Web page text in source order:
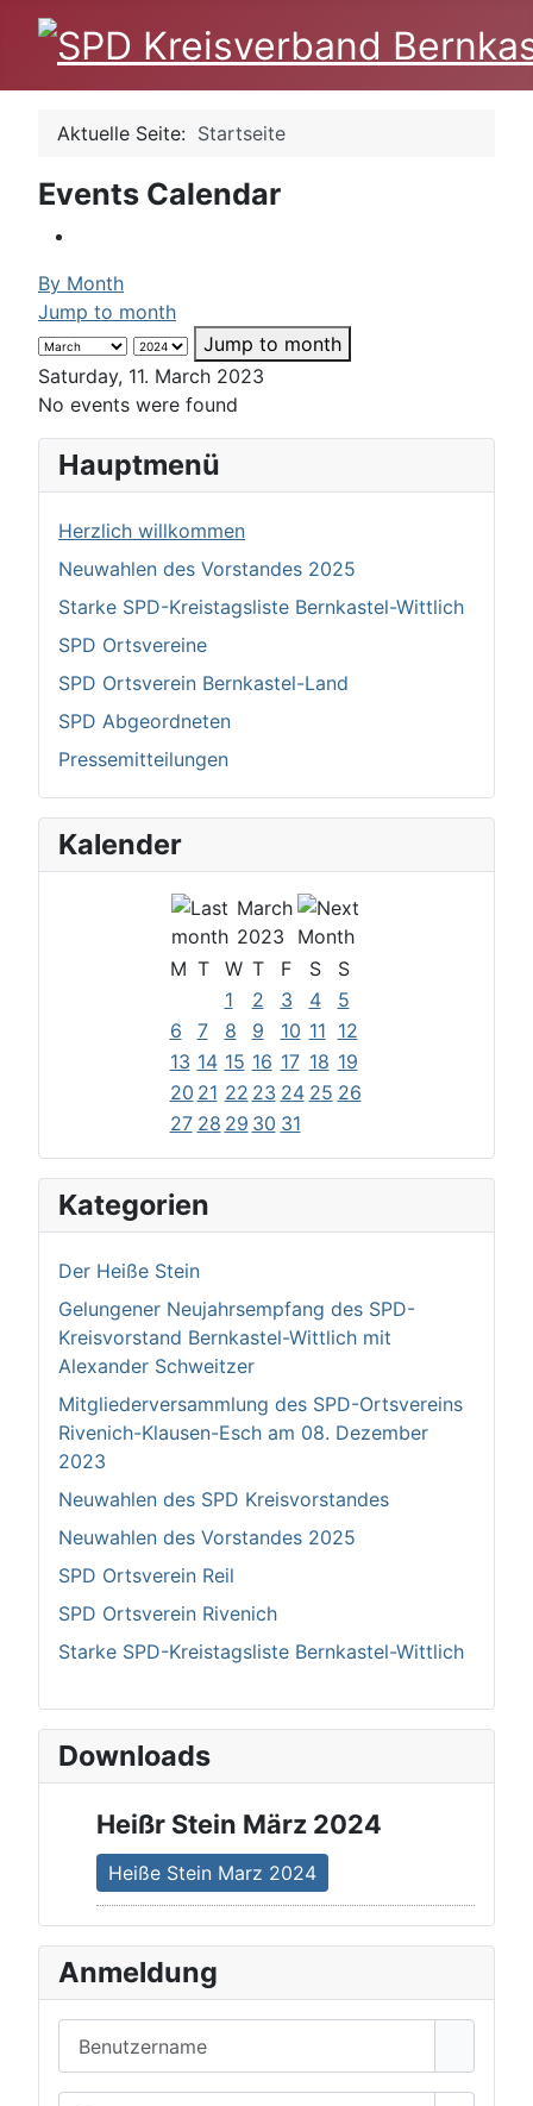
Aktuelle Seite: Startseite
Events Calendar
By Month
Jump to month
Jump to month
Saturday, 11. March 2023
No events were found
Hauptmenü
Herzlich willkommen
Neuwahlen des Vorstandes 2025
Starke SPD-Kreistagsliste Bernkastel-Wittlich
SPD Ortsvereine
SPD Ortsverein Bernkastel-Land
SPD Abgeordneten
Pressemitteilungen
Kalender
March
2023
M T W T F S
S
1
2 3 4
5
6
7 8 9 10 11 12
13 14 15 16 17 18 19
20 21 22 23 24 25 26
27 28 29 30 31
Kategorien
Der Heiße Stein
Gelungener Neujahrsempfang des SPD-
Kreisvorstand Bernkastel-Wittlich mit
Alexander Schweitzer
Mitgliederversammlung des SPD-Ortsvereins
Rivenich-Klausen-Esch am 08. Dezember
2023
Neuwahlen des SPD Kreisvorstandes
Neuwahlen des Vorstandes 2025
SPD Ortsverein Reil
SPD Ortsverein Rivenich
Starke SPD-Kreistagsliste Bernkastel-Wittlich
Downloads
Heißr Stein März 2024
Heiße Stein Marz 2024
Anmeldung